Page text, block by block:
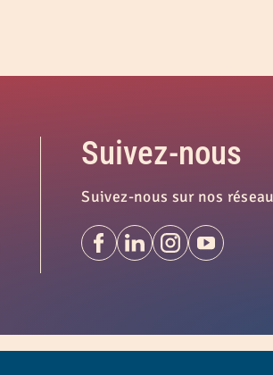
Suivez-nous
Suivez-nous sur nos